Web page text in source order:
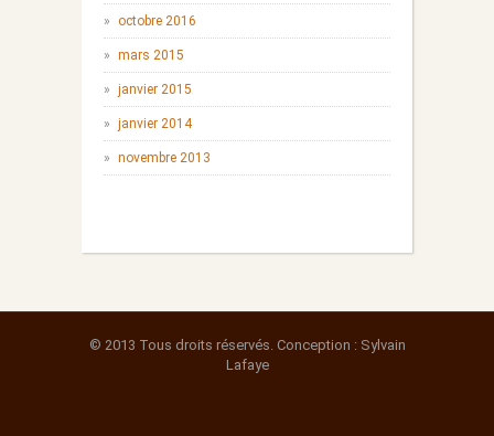
octobre 2016
mars 2015
janvier 2015
janvier 2014
novembre 2013
© 2013 Tous droits réservés. Conception : Sylvain
Lafaye